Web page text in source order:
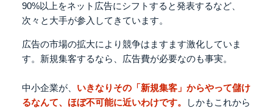
90%以上をネット広告にシフトすると発表するなど、
次々と大手が参入してきています。
広告の市場の拡大により競争はますます激化していま
す。 新規集客するなら、広告費が必要なのも事実。
中小企業が、 いきなりその「新規集客」からやって儲け
るなんて、ほぼ不可能に近いわけです。
しかもこれから